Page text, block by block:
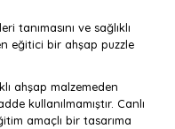
tanımasını ve sağlıklı
eğitici bir ahşap puzzle
ahşap malzemeden
kullanılmamıştır. Canlı
amaçlı bir tasarıma